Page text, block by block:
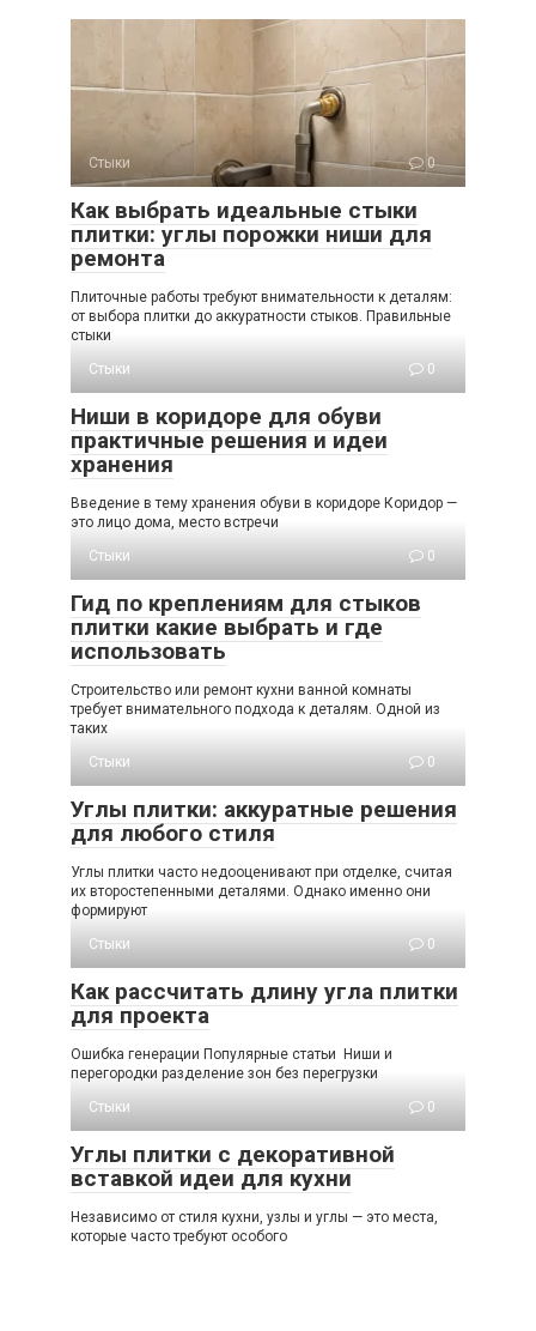
Стыки 0
Как выбрать идеальные стыки
плитки: углы порожки ниши для
ремонта
Плиточные работы требуют внимательности к деталям:
от выбора плитки до аккуратности стыков. Правильные
стыки
Стыки
0
Ниши в коридоре для обуви
практичные решения и идеи
хранения
Введение в тему хранения обуви в коридоре Коридор —
это лицо дома, место встречи
Стыки
0
Гид по креплениям для стыков
плитки какие выбрать и где
использовать
Строительство или ремонт кухни ванной комнаты
требует внимательного подхода к деталям. Одной из
таких
Стыки
0
Углы плитки: аккуратные решения
для любого стиля
Углы плитки часто недооценивают при отделке, считая
их второстепенными деталями. Однако именно они
формируют
Стыки
0
Как рассчитать длину угла плитки
для проекта
Ошибка генерации Популярные статьи Ниши и
перегородки разделение зон без перегрузки
Стыки
0
Углы плитки с декоративной
вставкой идеи для кухни
Независимо от стиля кухни, узлы и углы — это места,
которые часто требуют особого